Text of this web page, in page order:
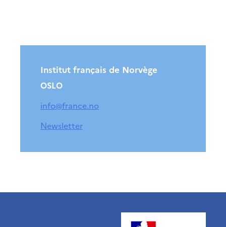
Institut français de Norvège
OSLO
info@france.no
Newsletter